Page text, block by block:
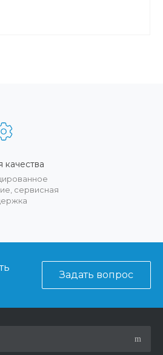
качества
сервисная
Задать вопрос